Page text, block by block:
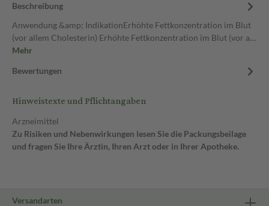
Beschreibung
Anwendung &amp; IndikationErhöhte Fettkonzentration im Blut
(vor allem Cholesterin) Erhöhte Fettkonzentration im Blut (vor a…
Mehr
Bewertungen
Hinweistexte und Pflichtangaben
Arzneimittel
Zu Risiken und Nebenwirkungen lesen Sie die Packungsbeilage
und fragen Sie Ihre Ärztin, Ihren Arzt oder in Ihrer Apotheke.
Versandarten